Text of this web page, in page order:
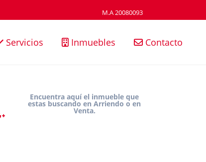
M.A 20080093
Servicios Inmuebles Contacto
Encuentra aquí el inmueble que
estas buscando en Arriendo o en
Venta.